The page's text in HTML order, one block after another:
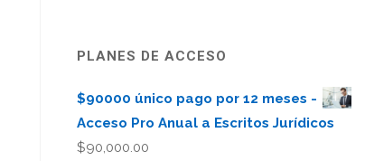
PLANES DE ACCESO
$90000 único pago por 12 meses -
Acceso Pro Anual a Escritos Jurídicos
$90,000.00